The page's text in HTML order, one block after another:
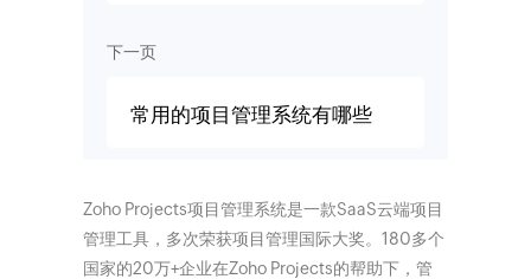
下一页
常用的项目管理系统有哪些
Zoho Projects项目管理系统是一款SaaS云端项目
管理工具，多次荣获项目管理国际大奖。180多个
国家的20万+企业在Zoho Projects的帮助下，管